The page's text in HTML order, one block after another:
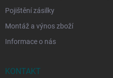
Pojištění zásilky
Montáž a výnos zboží
Informace o nás
KONTAKT